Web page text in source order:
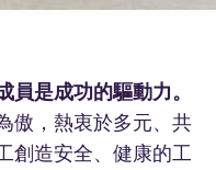
是成功的驅動力。
傲，熱衷於多元、共
創造安全、健康的工